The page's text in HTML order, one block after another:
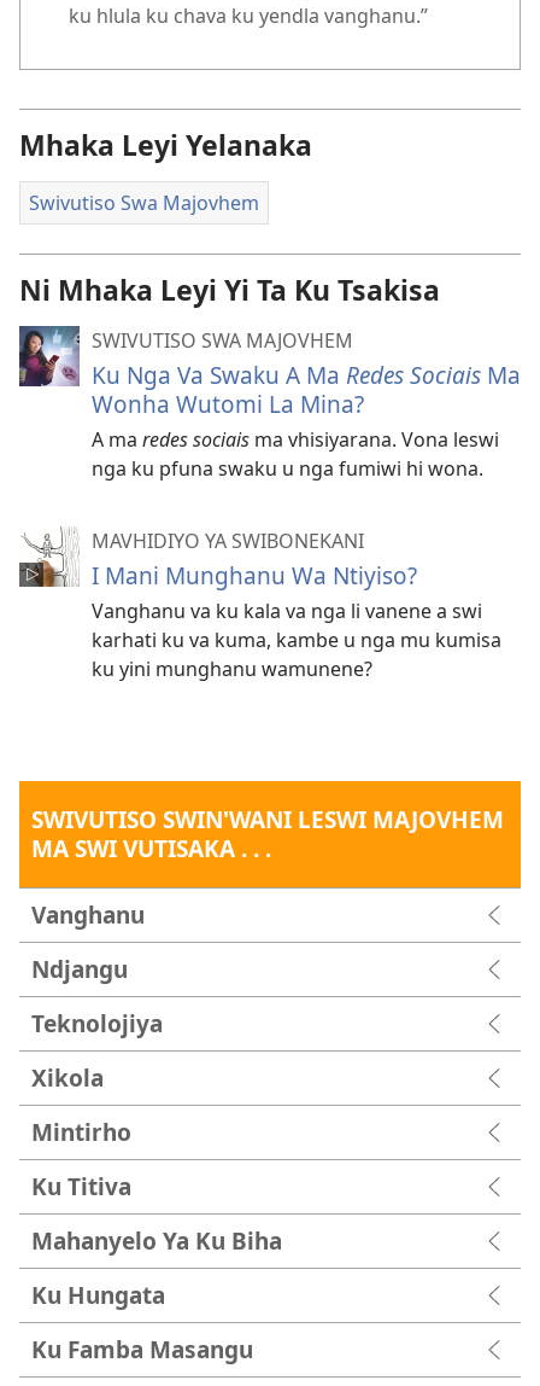
ku hlula ku chava ku yendla vanghanu.”
Mhaka Leyi Yelanaka
Swivutiso Swa Majovhem
Ni Mhaka Leyi Yi Ta Ku Tsakisa
SWIVUTISO SWA MAJOVHEM
Ku Nga Va Swaku A Ma Redes Sociais Ma
Wonha Wutomi La Mina?
A ma redes sociais ma vhisiyarana. Vona leswi
nga ku pfuna swaku u nga fumiwi hi wona.
MAVHIDIYO YA SWIBONEKANI
I Mani Munghanu Wa Ntiyiso?
Vanghanu va ku kala va nga li vanene a swi
karhati ku va kuma, kambe u nga mu kumisa
ku yini munghanu wamunene?
SWIVUTISO SWIN'WANI LESWI MAJOVHEM
MA SWI VUTISAKA . . .
Vanghanu
Ndjangu
Teknolojiya
Xikola
Mintirho
Ku Titiva
Mahanyelo Ya Ku Biha
Ku Hungata
Ku Famba Masangu